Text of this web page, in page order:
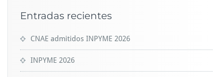
Entradas recientes
CNAE admitidos INPYME 2026
INPYME 2026